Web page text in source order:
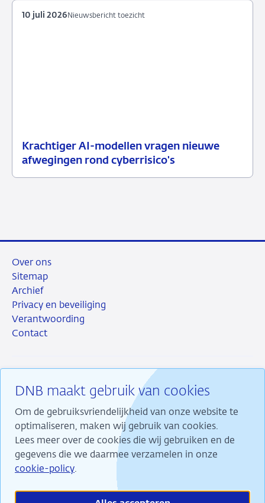
Krachtiger AI-modellen vragen nieuwe
afwegingen rond cyberrisico's
10
Nieuwsbericht
Nieuwsbericht toezicht
10 juli 2026
DNB maakt gebruik van cookies
Om de gebruiksvriendelijkheid van onze website te
optimaliseren, maken wij gebruik van cookies.
Lees meer over de cookies die wij gebruiken en de
gegevens die we daarmee verzamelen in onze
cookie-policy.
Over ons
Sitemap
Archief
Privacy en beveiliging
Verantwoording
Contact
RSS InstagramLinkedin
X
Wij maken ons sterk voor financiële stabiliteit en
dragen daarmee bij aan duurzame welvaart in